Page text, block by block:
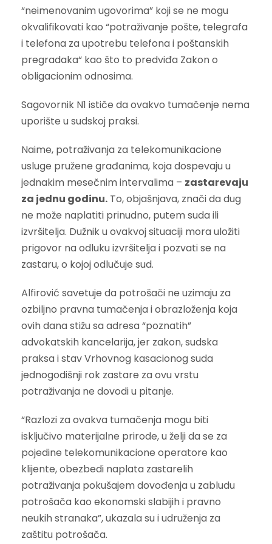
“neimenovanim ugovorima” koji se ne mogu
okvalifikovati kao “potraživanje pošte, telegrafa
i telefona za upotrebu telefona i poštanskih
pregradaka“ kao što to predviđa Zakon o
obligacionim odnosima.
Sagovornik N1 ističe da ovakvo tumačenje nema
uporište u sudskoj praksi.
Naime, potraživanja za telekomunikacione
usluge pružene građanima, koja dospevaju u
jednakim mesečnim intervalima – zastarevaju
za jednu godinu. To, objašnjava, znači da dug
ne može naplatiti prinudno, putem suda ili
izvršitelja. Dužnik u ovakvoj situaciji mora uložiti
prigovor na odluku izvršitelja i pozvati se na
zastaru, o kojoj odlučuje sud.
Alfirović savetuje da potrošači ne uzimaju za
ozbiljno pravna tumačenja i obrazloženja koja
ovih dana stižu sa adresa “poznatih”
advokatskih kancelarija, jer zakon, sudska
praksa i stav Vrhovnog kasacionog suda
jednogodišnji rok zastare za ovu vrstu
potraživanja ne dovodi u pitanje.
“Razlozi za ovakva tumačenja mogu biti
isključivo materijalne prirode, u želji da se za
pojedine telekomunikacione operatore kao
klijente, obezbedi naplata zastarelih
potraživanja pokušajem dovođenja u zabludu
potrošača kao ekonomski slabijih i pravno
neukih stranaka”, ukazala su i udruženja za
zaštitu potrošača.